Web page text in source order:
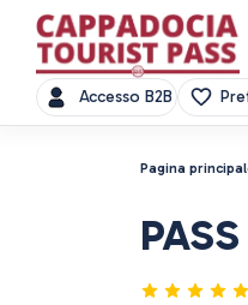
Accesso B2B
Pagina